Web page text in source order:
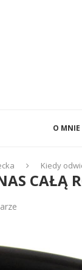
O MNIE
Kiedy
CAŁĄ